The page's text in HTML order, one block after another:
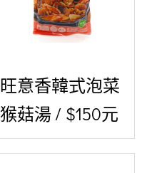
旺意香韓式泡菜
猴菇湯 / $150元